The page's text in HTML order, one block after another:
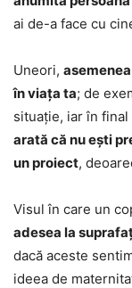
ai de-a face cu
Uneori,
în viața ta; de
situație, iar în
arată că nu ești
un proiect,
Visul în care un
adesea la
dacă aceste
ideea de